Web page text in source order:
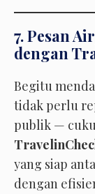
7. Pesan
dengan
Begitu
tidak perlu
publik —
yang siap
dengan